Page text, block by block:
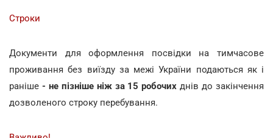
Строки
Документи для оформлення посвідки на тимчасове
проживання без виїзду за межі України подаються як і
раніше - не пізніше ніж за 15 робочих днів до закінчення
дозволеного строку перебування.